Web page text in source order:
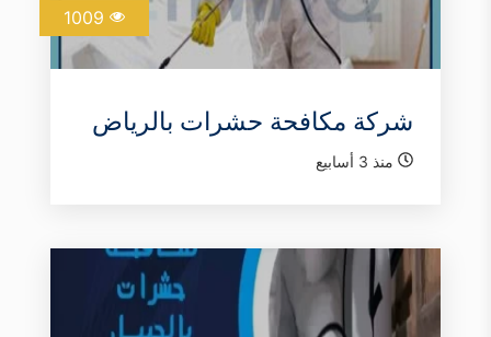
شركة مكافحة حشرات بالرياض
منذ 3 أسابيع